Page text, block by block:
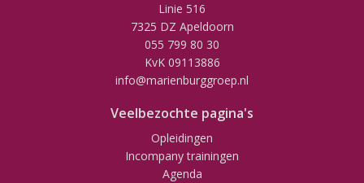
Linie 516
7325 DZ Apeldoorn
055 799 80 30
KvK 09113886
info@marienburggroep.nl
Veelbezochte pagina's
Opleidingen
Incompany trainingen
Agenda